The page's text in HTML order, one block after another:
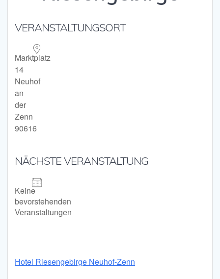
VERANSTALTUNGSORT
Marktplatz
14
Neuhof
an
der
Zenn
90616
NÄCHSTE VERANSTALTUNG
Keine
bevorstehenden
Veranstaltungen
Hotel Riesengebirge Neuhof-Zenn